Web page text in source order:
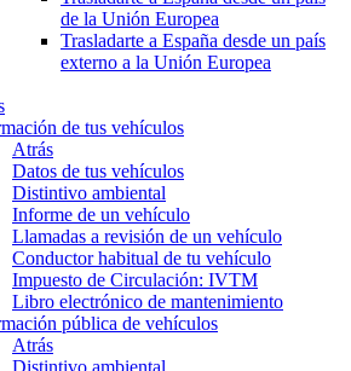
de la Unión Europea
Trasladarte a España desde un país
externo a la Unión Europea
de tus vehículos
Atrás
Datos de tus vehículos
Distintivo ambiental
Informe de un vehículo
Llamadas a revisión de un vehículo
Conductor habitual de tu vehículo
Impuesto de Circulación: IVTM
Libro electrónico de mantenimiento
pública de vehículos
Atrás